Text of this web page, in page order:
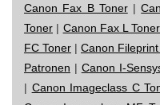
Canon Fax B Toner|
Toner | Canon Fax L Toner
FC Toner | Canon
Patronen | Canon I-
| Canon Imageclass C